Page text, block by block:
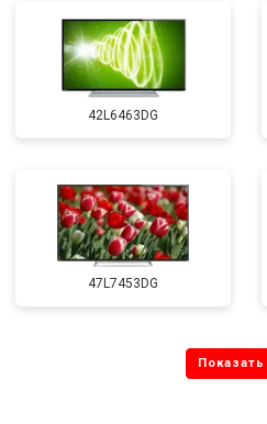
42L6463DG
47L7453DG